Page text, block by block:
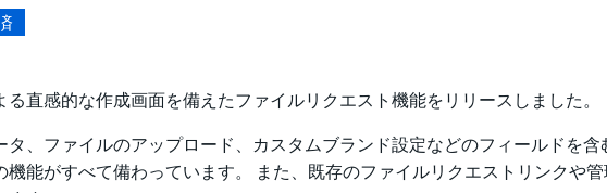
る直感的な作成画面を備えたファイルリクエスト機能をリリースしました。
タ、ファイルのアップロード、カスタムブランド設定などのフィールドを
機能がすべて備わっています。 また、既存のファイルリクエストリンクや